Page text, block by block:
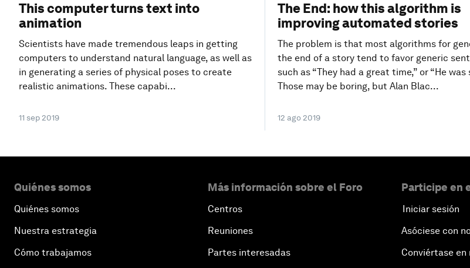
This computer turns text into
animation
Scientists have made tremendous leaps in getting
computers to understand natural language, as well as
in generating a series of physical poses to create
realistic animations. These capabi...
11 sep 2019
The End: how this algorithm is
improving automated stories
The problem is that most algorithms for
the end of a story tend to favor generic
such as “They had a great time,” or “He was
Those may be boring, but Alan Blac...
12 ago 2019
Quiénes somos
Quiénes somos
Nuestra estrategia
Cómo trabajamos
Más información sobre el Foro
Centros
Reuniones
Partes interesadas
Participe en
Iniciar sesión
Asóciese con
Conviértase en